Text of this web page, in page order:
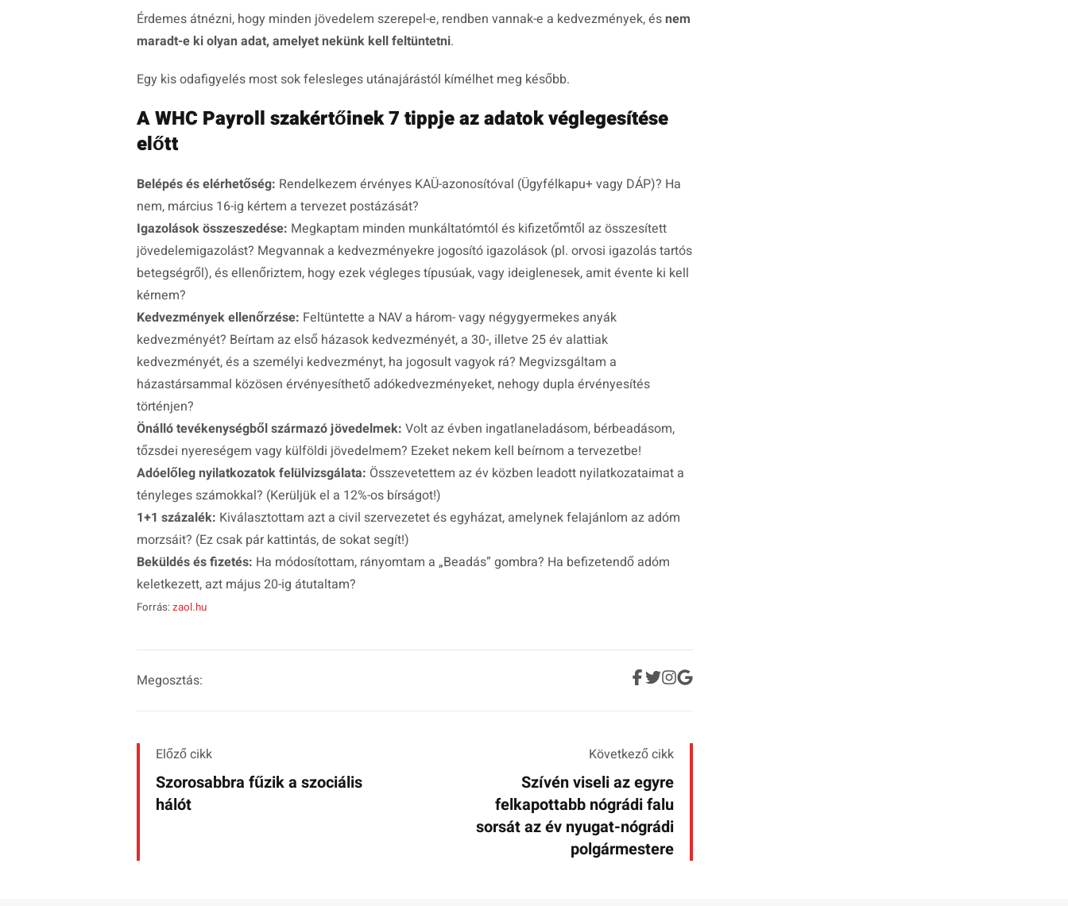
Érdemes átnézni, hogy minden jövedelem szerepel-e, rendben vannak-e a kedvezmények, ésnem
maradt-e ki olyan adat, amelyet nekünk kell feltüntetni.
Egy kis odafigyelés most sok felesleges utánajárástól kímélhet meg később.
A WHC Payroll szakértőinek 7 tippje az adatok véglegesítése
előtt
Belépés és elérhetőség: Rendelkezem érvényes KAÜ-azonosítóval (Ügyfélkapu+ vagy DÁP)? Ha
nem, március 16-ig kértem a tervezet postázását?
Igazolások összeszedése: Megkaptam minden munkáltatómtól és kifizetőmtől az összesített
jövedelemigazolást? Megvannak a kedvezményekre jogosító igazolások (pl. orvosi igazolás tartós
betegségről), és ellenőriztem, hogy ezek végleges típusúak, vagy ideiglenesek, amit évente ki kell
kérnem?
Kedvezmények ellenőrzése: Feltüntette a NAV a három- vagy négygyermekes anyák
kedvezményét? Beírtam az első házasok kedvezményét, a 30-, illetve 25 év alattiak
kedvezményét, és a személyi kedvezményt, ha jogosult vagyok rá? Megvizsgáltam a
házastársammal közösen érvényesíthető adókedvezményeket, nehogy dupla érvényesítés
történjen?
Önálló tevékenységből származó jövedelmek: Volt az évben ingatlaneladásom, bérbeadásom,
tőzsdei nyereségem vagy külföldi jövedelmem? Ezeket nekem kell beírnom a tervezetbe!
Adóelőleg nyilatkozatok felülvizsgálata: Összevetettem az év közben leadott nyilatkozataimat a
tényleges számokkal? (Kerüljük el a 12%-os bírságot!)
1+1 százalék: Kiválasztottam azt a civil szervezetet és egyházat, amelynek felajánlom az adóm
morzsáit? (Ez csak pár kattintás, de sokat segít!)
Beküldés és fizetés: Ha módosítottam, rányomtam a „Beadás” gombra? Ha befizetendő adóm
keletkezett, azt május 20-ig átutaltam?
Forrás:zaol.hu
Megosztás:
Előző cikk
Szorosabbra fűzik a szociális
hálót
Következő cikk
Szívén viseli az egyre
felkapottabb nógrádi falu
sorsát az év nyugat-nógrádi
polgármestere